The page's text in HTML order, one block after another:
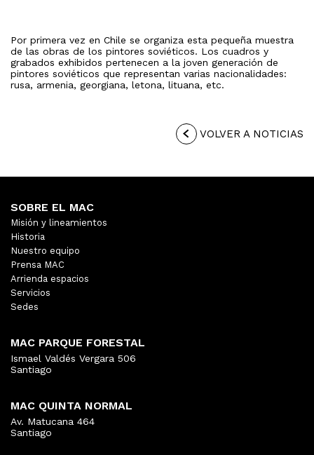
Por primera vez en Chile se organiza esta pequeña muestra
de las obras de los pintores soviéticos. Los cuadros y
grabados exhibidos pertenecen a la joven generación de
pintores soviéticos que representan varias nacionalidades:
rusa, armenia, georgiana, letona, lituana, etc.
VOLVER A NOTICIAS
SOBRE EL MAC
Misión y lineamientos
Historia
Nuestro equipo
Prensa MAC
Arrienda espacios
Servicios
Sedes
MAC PARQUE FORESTAL
Ismael Valdés Vergara 506
Santiago
MAC QUINTA NORMAL
Av. Matucana 464
Santiago